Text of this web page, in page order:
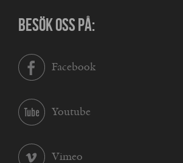
BESÖK OSS PÅ:
Facebook
Youtube
Vimeo